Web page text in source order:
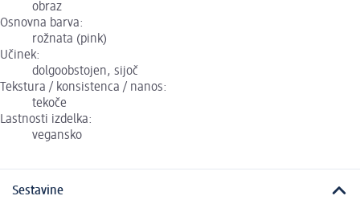
obraz
Osnovna barva:
rožnata (pink)
Učinek:
dolgoobstojen, sijoč
Tekstura / konsistenca / nanos:
tekoče
Lastnosti izdelka:
vegansko
Sestavine